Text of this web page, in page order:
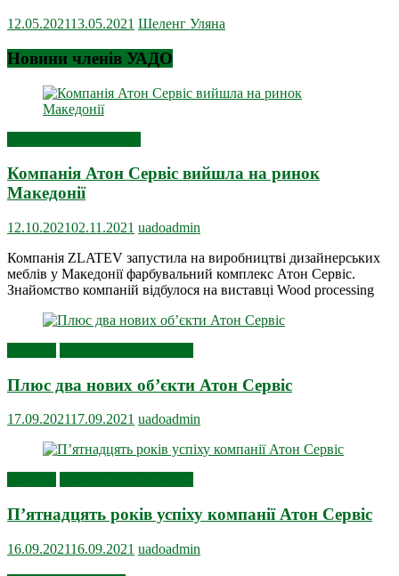
12.05.202113.05.2021 Шеленг Уляна
Новини членів УАДО
Компанія Атон Сервіс вийшла на ринок
Македонії
12.10.202102.11.2021 uadoadmin
Компанія ZLATEV запустила на виробництві дизайнерських
меблів у Македонії фарбувальний комплекс Атон Сервіс.
Знайомство компаній відбулося на виставці Wood processing
Плюс два нових об’єкти Атон Сервіс
17.09.202117.09.2021 uadoadmin
П’ятнадцять років успіху компанії Атон Сервіс
16.09.202116.09.2021 uadoadmin